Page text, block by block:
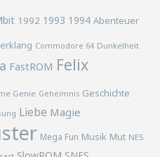
1992 1993 1994 Abenteuer
Commodore 64 Dunkelheit
FastROM Felix
Genie Geheimnis Geschichte
Liebe Magie
Mega Fun Musik Mut NES